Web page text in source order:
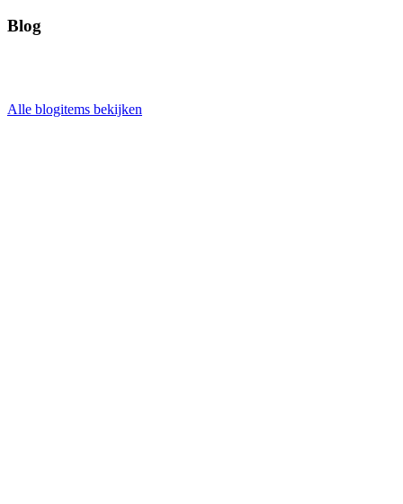
Blog
Alle blogitems bekijken